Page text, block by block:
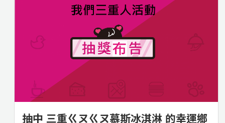
抽中 三重ㄍㄡㄍㄡ慕斯冰淇淋 的幸運鄉